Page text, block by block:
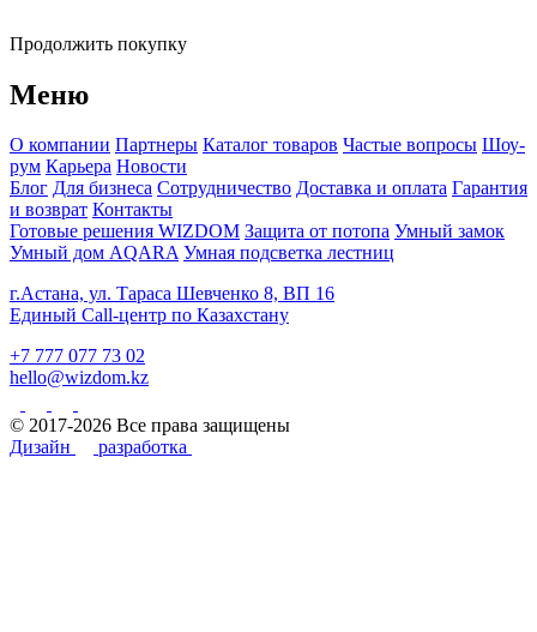
Продолжить покупку
Меню
О компании Партнеры Каталог товаров Частые вопросы Шоу-
рум Карьера Новости
Блог Для бизнеса Сотрудничество Доставка и оплата Гарантия
и возврат Контакты
Готовые решения WIZDOM Защита от потопа Умный замок
Умный дом AQARA Умная подсветка лестниц
г.Астана, ул. Тараса Шевченко 8, ВП 16
Единый Call-центр по Казахстану
+7 777 077 73 02
hello@wizdom.kz
© 2017-2026 Все права защищены
Дизайн
разработка